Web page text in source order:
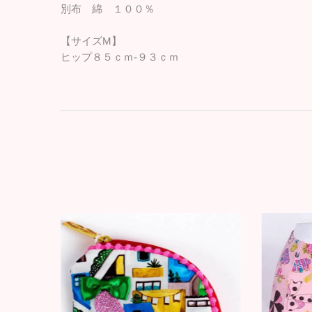
別布 綿 １００％
【サイズM】
ヒップ８５ｃｍ-９３ｃｍ